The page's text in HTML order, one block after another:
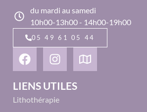
du mardi au samedi
10h00-13h00 - 14h00-19h00
05 49 61 05 44
LIENS UTILES
Lithothérapie